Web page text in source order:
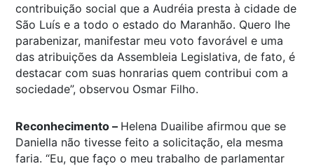
contribuição social que a Audréia presta à cidade de
São Luís e a todo o estado do Maranhão. Quero lhe
parabenizar, manifestar meu voto favorável e uma
das atribuições da Assembleia Legislativa, de fato, é
destacar com suas honrarias quem contribui com a
sociedade”, observou Osmar Filho.
Reconhecimento – Helena Duailibe afirmou que se
Daniella não tivesse feito a solicitação, ela mesma
faria. “Eu, que faço o meu trabalho de parlamentar